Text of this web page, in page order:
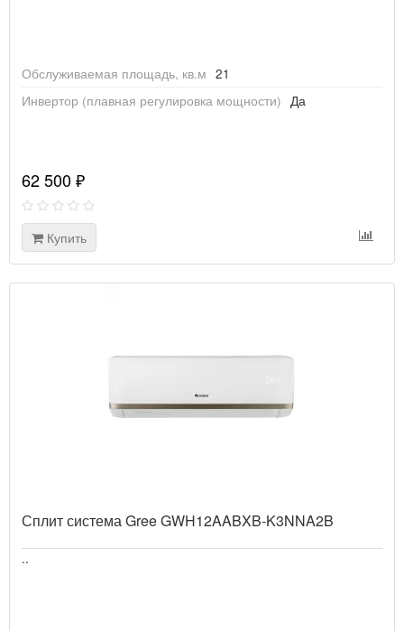
Обслуживаемая площадь, кв.м 21
Инвертор (плавная регулировка мощности) Да
62 500 ₽
Купить
Сплит система Gree GWH12AABXB-K3NNA2B
..